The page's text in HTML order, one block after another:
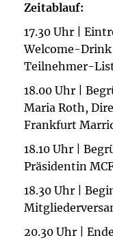
Zeitablauf:
17.30 Uhr |
Welcome-
Teilnehmer-
18.00 Uhr |
Maria Roth,
Frankfurt
18.10 Uhr |
Präsidentin
18.30 Uhr |
20.30 Uhr |